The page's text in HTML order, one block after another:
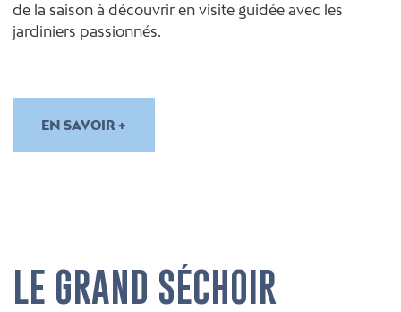
de la saison à découvrir en visite guidée avec les
jardiniers passionnés.
EN SAVOIR +
LE GRAND SÉCHOIR